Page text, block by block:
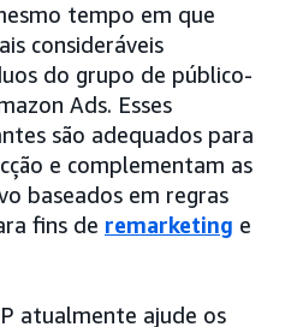
tempo em que
consideráveis
do grupo de público-
Ads. Esses
são adequados para
e complementam as
baseados em regras
fins de remarketing e
atualmente ajude os